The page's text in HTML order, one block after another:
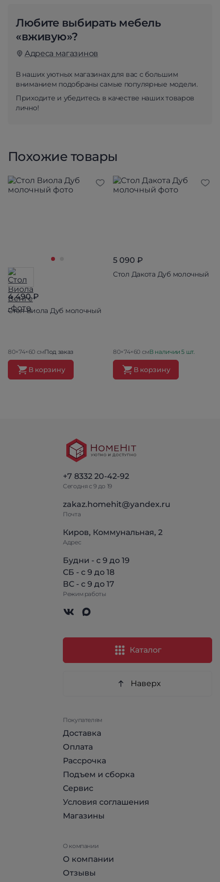
Любите выбирать мебель
«вживую»?
Адреса магазинов
В наших уютных магазинах для вас с большим
вниманием подобраны самые популярные модели.
Приходите и убедитесь в качестве наших товаров
лично!
Похожие товары
4 490 ₽
Стол Виола Дуб молочный
80×74×60 смПод заказ
В корзину
5 090 ₽
Стол Дакота Дуб молочный
80×74×60 смВ наличии 5 шт.
В корзину
+7 8332 20-42-92
Сегодня с 9 до 19
zakaz.homehit@yandex.ru
Почта
Киров, Коммунальная, 2
Адрес
Будни - с 9 до 19
СБ - с 9 до 18
ВС - с 9 до 17
Режим работы
Каталог
Наверх
Покупателям
Доставка
Оплата
Рассрочка
Подъем и сборка
Сервис
Условия соглашения
Магазины
О компании
О компании
Отзывы